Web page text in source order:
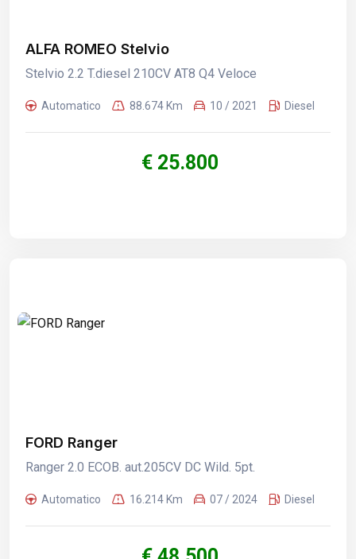
ALFA ROMEO Stelvio
Stelvio 2.2 T.diesel 210CV AT8 Q4 Veloce
Automatico 88.674 Km 10 / 2021 Diesel
€ 25.800
FORD Ranger
Ranger 2.0 ECOB. aut.205CV DC Wild. 5pt.
Automatico 16.214 Km 07 / 2024 Diesel